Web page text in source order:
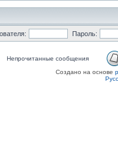
Пароль:
Непрочитанные сообщения
Создано на основе